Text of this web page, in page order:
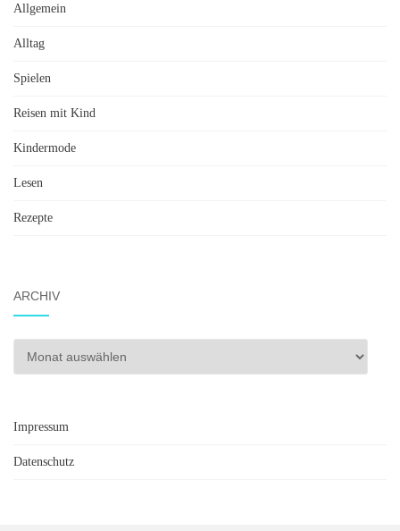
Allgemein
Alltag
Spielen
Reisen mit Kind
Kindermode
Lesen
Rezepte
ARCHIV
Archiv
Impressum
Datenschutz